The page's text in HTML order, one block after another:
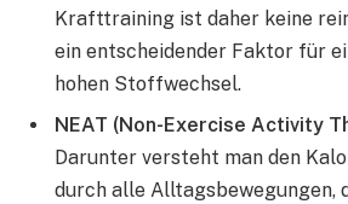
Krafttraining ist daher keine
ein entscheidender Faktor für
hohen Stoffwechsel.
NEAT (Non-Exercise Activity
Darunter versteht man den
durch alle Alltagsbewegungen,